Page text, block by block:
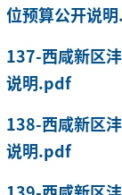
位预算公开说
137-西咸新区
说明.pdf
138-西咸新区
说明.pdf